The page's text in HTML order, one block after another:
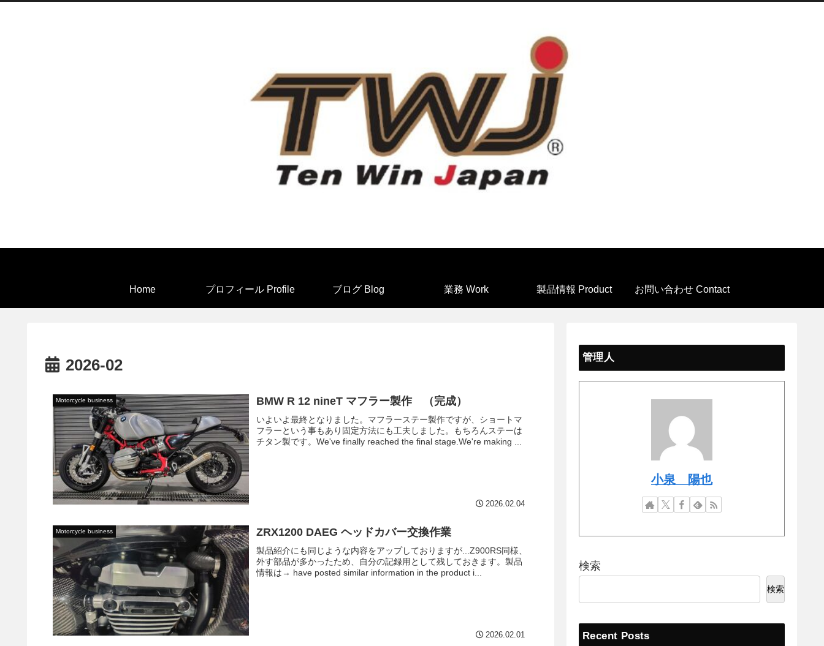
Home プロフィール Profile ブログ Blog 業務 Work 製品情報 Product お問い合わせ Contact
2026-02
Motorcycle business BMW R 12 nineT マフラー製作 （完成）
いよいよ最終となりました。マフラーステー製作ですが、ショートマ
フラーという事もあり固定方法にも工夫しました。もちろんステーは
チタン製です。We've finally reached the final stage.We're making ...
2026.02.04
Motorcycle business ZRX1200 DAEG ヘッドカバー交換作業
製品紹介にも同じような内容をアップしておりますが...Z900RS同様、
外す部品が多かったため、自分の記録用として残しておきます。製品
情報は→ have posted similar information in the product i...
2026.02.01
管理人
小泉 陽也
検索
検索
Recent Posts